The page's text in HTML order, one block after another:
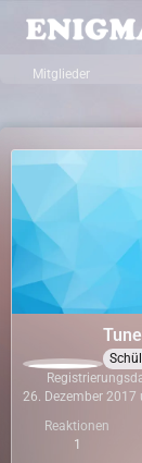
Mitglieder
Reaktionen
1
26. Dezember 2017